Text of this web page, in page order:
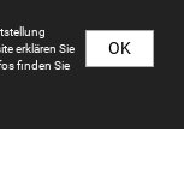
OK
erklären Sie
finden Sie